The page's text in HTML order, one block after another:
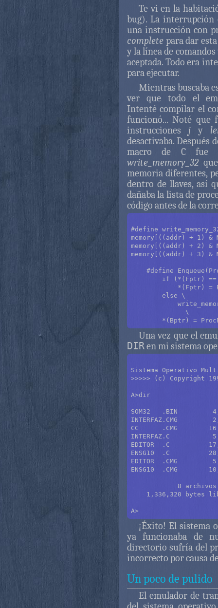
Te vi en la
bug). La interrupción
una instrucción con
complete para dar
y la línea de
aceptada. Todo era
para ejecutar.
Mientras buscaba
ver que todo el
Intenté compilar el
funcionó... Noté que
instrucciones j y
desactivaba. Después
macro de C fue
write_memory_32
memoria diferentes,
dentro de llaves, así
dañaba la lista de
código antes de la
#define
memory[((addr) + 1) &
memory[((addr) + 2) &
memory[((addr) + 3) &
#define
if (*(Fptr)
*(Fptr) =
        else \
              \
Una vez que el
DIRen mi sistema
Sistema
>>>>> (c)
SOM32
CC      .CMG
EDITOR  .C
ENSG10  .C
EDITOR
ENSG10
¡Éxito! El sistema
ya funcionaba de
directorio sufría del
incorrecto por causa
Un poco de pulido
El emulador de